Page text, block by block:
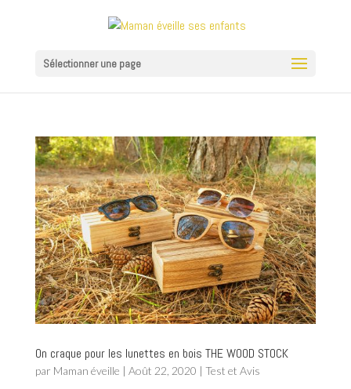
Sélectionner une page
On craque pour les lunettes en bois THE WOOD STOCK
par Maman éveille | Août 22, 2020 | Test et Avis